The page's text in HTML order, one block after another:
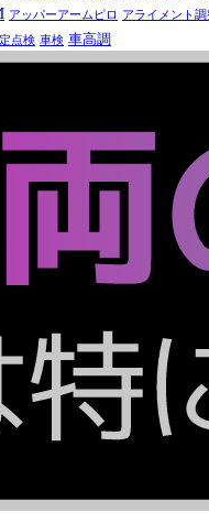
アッパーアームピロ アライメント調
点検 車検 車高調